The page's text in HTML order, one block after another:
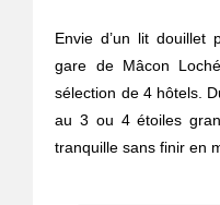
Envie d’un lit
gare de Mâcon
sélection de 4 hôtels.
au 3 ou 4 étoiles
tranquille sans finir en